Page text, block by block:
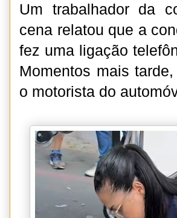
Um trabalhador da
cena relatou que a
fez uma ligação
Momentos mais
o motorista do